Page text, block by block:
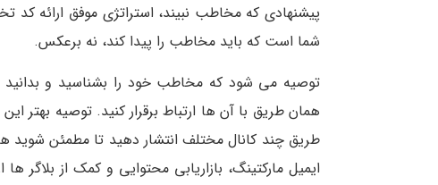
پیشنهادی که مخاطب نبیند، استراتژی موفق ارائه
شما است که باید مخاطب را پیدا کند، نه برعکس.
توصیه می شود که مخاطب خود را بشناسید و بدانید
همان طریق با آن ها ارتباط برقرار کنید. توصیه بهتر
طریق چند کانال مختلف انتشار دهید تا مطمئن
ایمیل مارکتینگ، بازاریابی محتوایی و کمک از بلاگر